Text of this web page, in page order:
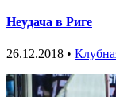
Неудача в Риге
26.12.2018 •